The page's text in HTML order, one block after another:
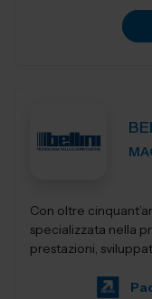
Con oltre
specializzata nella
prestazioni,